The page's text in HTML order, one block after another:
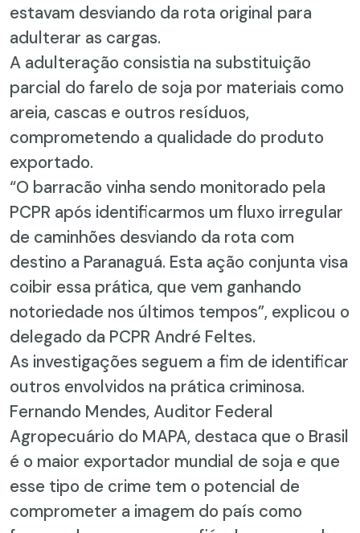
estavam desviando da rota original para
adulterar as cargas.
A adulteração consistia na substituição
parcial do farelo de soja por materiais como
areia, cascas e outros resíduos,
comprometendo a qualidade do produto
exportado.
“O barracão vinha sendo monitorado pela
PCPR após identificarmos um fluxo irregular
de caminhões desviando da rota com
destino a Paranaguá. Esta ação conjunta visa
coibir essa prática, que vem ganhando
notoriedade nos últimos tempos”, explicou o
delegado da PCPR André Feltes.
As investigações seguem a fim de identificar
outros envolvidos na prática criminosa.
Fernando Mendes, Auditor Federal
Agropecuário do MAPA, destaca que o Brasil
é o maior exportador mundial de soja e que
esse tipo de crime tem o potencial de
comprometer a imagem do país como